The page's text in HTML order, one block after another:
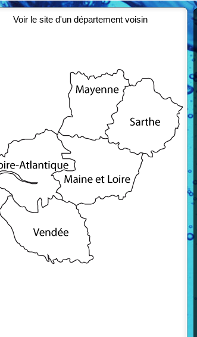
Voir le site d'un département voisin